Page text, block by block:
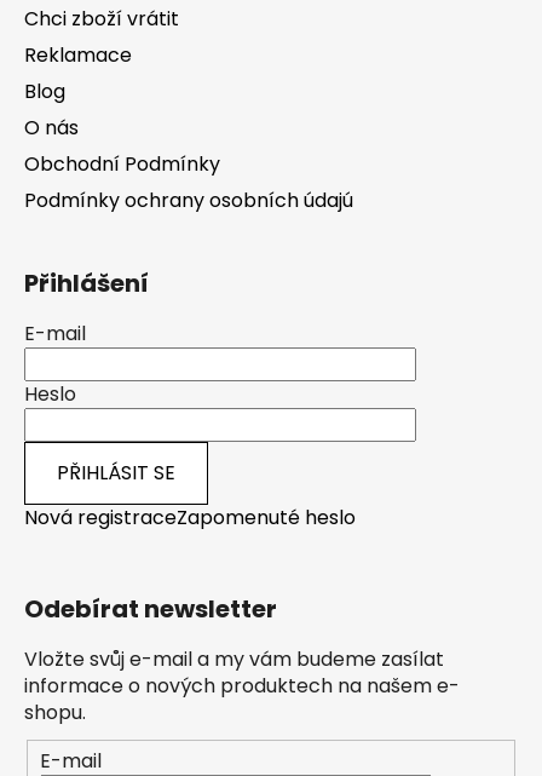
Chci zboží vrátit
Reklamace
Blog
O nás
Obchodní Podmínky
Podmínky ochrany osobních údajú
Přihlášení
E-mail
Heslo
PŘIHLÁSIT SE
Nová registraceZapomenuté heslo
Odebírat newsletter
Vložte svůj e-mail a my vám budeme zasílat
informace o nových produktech na našem e-
shopu.
E-mail